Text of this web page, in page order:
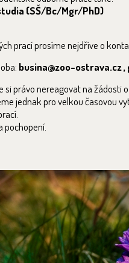
(SŠ/Bc/Mgr/PhD)
prací prosíme nejdříve o
busina@zoo-ostrava.cz
si právo nereagovat na žádosti
jednak pro velkou časovou
pochopení.